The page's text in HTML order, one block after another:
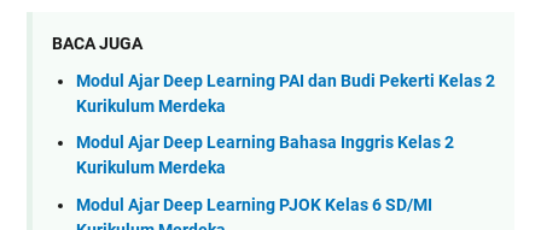
BACA JUGA
Modul Ajar Deep Learning PAI dan Budi Pekerti Kelas 2
Kurikulum Merdeka
Modul Ajar Deep Learning Bahasa Inggris Kelas 2
Kurikulum Merdeka
Modul Ajar Deep Learning PJOK Kelas 6 SD/MI